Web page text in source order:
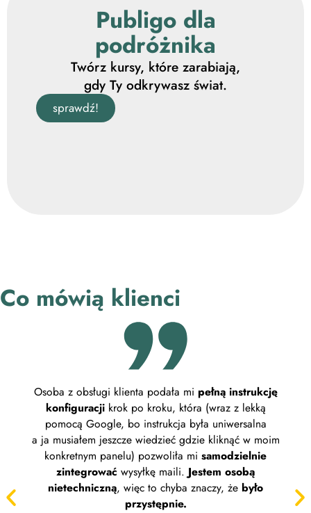
Publigo dla
podróżnika
Twórz kursy, które zarabiają,
gdy Ty odkrywasz świat.
sprawdź!
Co mówią klienci
Osoba z obsługi klienta podała mi pełną instrukcję
konfiguracjikrok po kroku, która (wraz z lekką
pomocą Google, bo instrukcja była uniwersalna
a ja musiałem jeszcze wiedzieć gdzie kliknąć w moim
konkretnym panelu) pozwoliła mi samodzielnie
zintegrować wysyłkę maili. Jestem osobą
nietechniczną, więc to chyba znaczy, że było
przystępnie.